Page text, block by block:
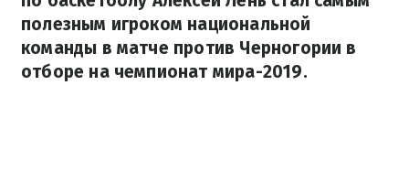
полезным игроком национальной
команды в матче против Черногории в
отборе на чемпионат мира-2019.